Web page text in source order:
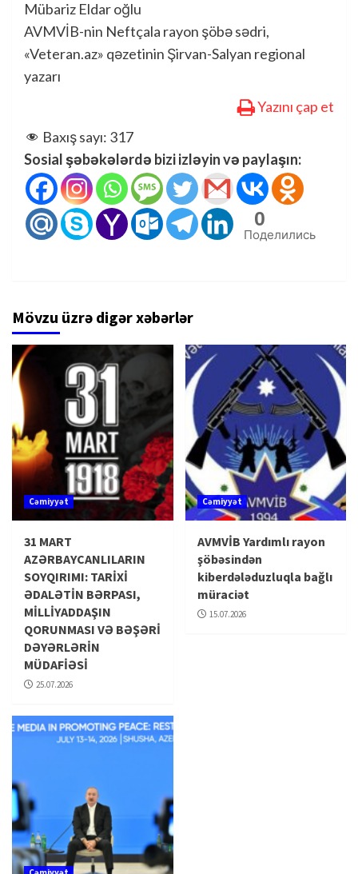
Mübariz Eldar oğlu
AVMVİB-nin Neftçala rayon şöbə sədri,
«Veteran.az» qəzetinin Şirvan-Salyan regional
yazarı
Yazını çap et
Baxış sayı: 317
Sosial şəbəkələrdə bizi izləyin və paylaşın:
0
Поделились
Mövzu üzrə digər xəbərlər
Cəmiyyət
31 MART
AZƏRBAYCANLILARIN
SOYQIRIMI: TARİXİ
ƏDALƏTİN BƏRPASI,
MİLLİYADDAŞIN
QORUNMASI VƏ BƏŞƏRİ
DƏYƏRLƏRİN
MÜDAFİƏSİ
25.07.2026
Cəmiyyət
AVMVİB Yardımlı rayon
şöbəsindən
kiberdələduzluqla bağlı
müraciət
15.07.2026